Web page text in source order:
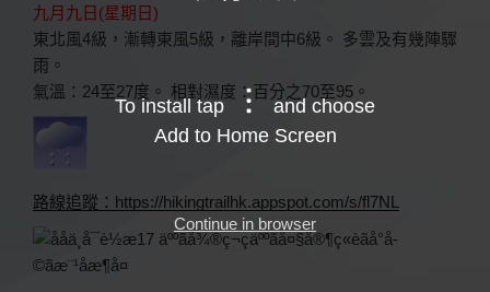
九月九日(星期日)
東北風4級，漸轉東風5級，離岸間中6級。 多雲及有幾陣驟
雨。
氣溫：24至27度。 相對濕度：百分之70至95。
路線追蹤：https://hikingtrailhk.appspot.com/s/fl7NL
To install tap
and choose
Add to Home Screen
Continue in browser